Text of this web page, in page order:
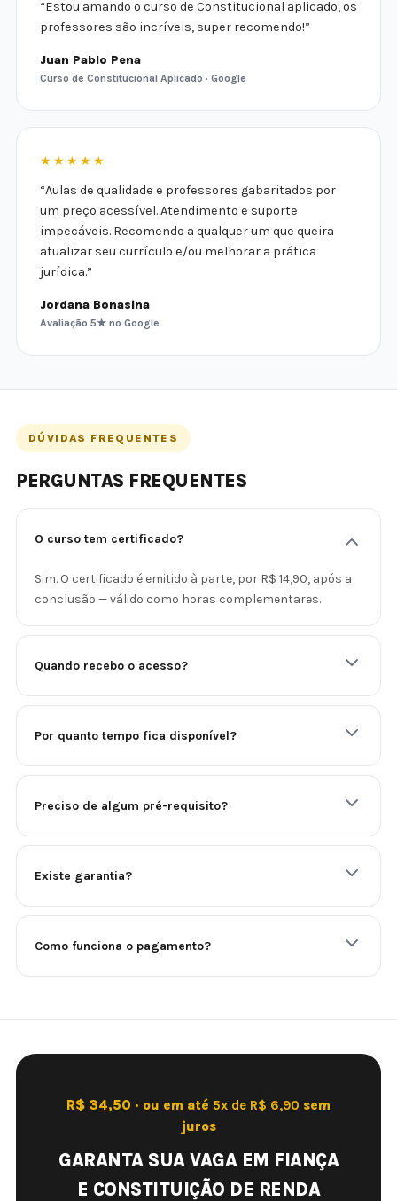
“Estou amando o curso de Constitucional aplicado, os
professores são incríveis, super recomendo!”
Juan Pablo Pena
Curso de Constitucional Aplicado · Google
★★★★★
“Aulas de qualidade e professores gabaritados por
um preço acessível. Atendimento e suporte
impecáveis. Recomendo a qualquer um que queira
atualizar seu currículo e/ou melhorar a prática
jurídica.”
Jordana Bonasina
Avaliação 5★ no Google
DÚVIDAS FREQUENTES
PERGUNTAS FREQUENTES
O curso tem certificado?
Sim. O certificado é emitido à parte, por R$ 14,90, após a
conclusão — válido como horas complementares.
Quando recebo o acesso?
Por quanto tempo fica disponível?
Preciso de algum pré-requisito?
Existe garantia?
Como funciona o pagamento?
R$ 34,50 · ou em até 5x de R$ 6,90 sem
juros
GARANTA SUA VAGA EM FIANÇA
E CONSTITUIÇÃO DE RENDA